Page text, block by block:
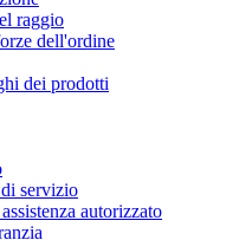
raggio
dell'ordine
dei prodotti
servizio
autorizzato